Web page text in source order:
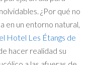
¿Por qué no
en un entorno natural,
Hotel Les Étangs de
hacer realidad su